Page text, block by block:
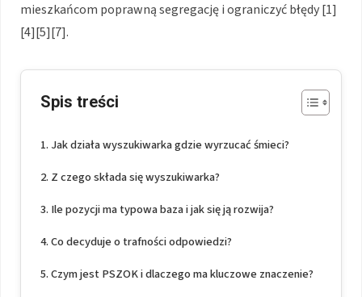
mieszkańcom poprawną segregację i ograniczyć błędy [1]
[4][5][7].
Spis treści
Jak działa wyszukiwarka gdzie wyrzucać śmieci?
Z czego składa się wyszukiwarka?
Ile pozycji ma typowa baza i jak się ją rozwija?
Co decyduje o trafności odpowiedzi?
Czym jest PSZOK i dlaczego ma kluczowe znaczenie?